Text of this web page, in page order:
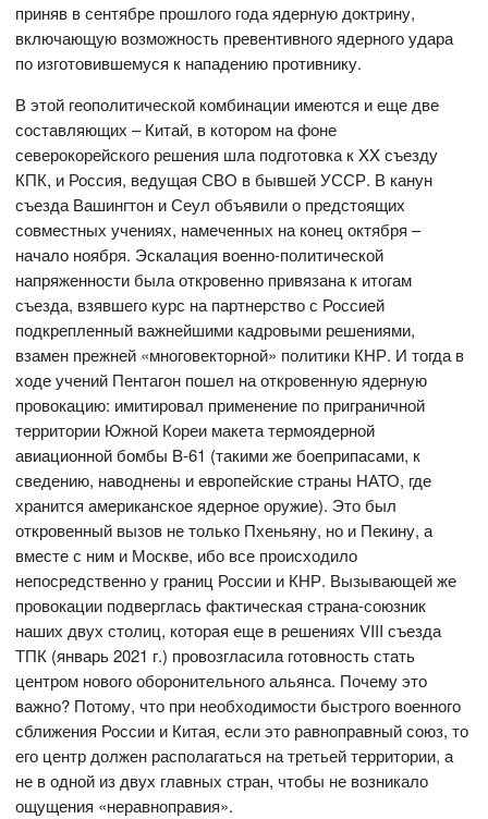
приняв в сентябре прошлого года ядерную доктрину,
включающую возможность превентивного ядерного удара
по изготовившемуся к нападению противнику.
В этой геополитической комбинации имеются и еще две
составляющих – Китай, в котором на фоне
северокорейского решения шла подготовка к XX съезду
КПК, и Россия, ведущая СВО в бывшей УССР. В канун
съезда Вашингтон и Сеул объявили о предстоящих
совместных учениях, намеченных на конец октября –
начало ноября. Эскалация военно-политической
напряженности была откровенно привязана к итогам
съезда, взявшего курс на партнерство с Россией
подкрепленный важнейшими кадровыми решениями,
взамен прежней «многовекторной» политики КНР. И тогда в
ходе учений Пентагон пошел на откровенную ядерную
провокацию: имитировал применение по приграничной
территории Южной Кореи макета термоядерной
авиационной бомбы B-61 (такими же боеприпасами, к
сведению, наводнены и европейские страны НАТО, где
хранится американское ядерное оружие). Это был
откровенный вызов не только Пхеньяну, но и Пекину, а
вместе с ним и Москве, ибо все происходило
непосредственно у границ России и КНР. Вызывающей же
провокации подверглась фактическая страна-союзник
наших двух столиц, которая еще в решениях VIII съезда
ТПК (январь 2021 г.) провозгласила готовность стать
центром нового оборонительного альянса. Почему это
важно? Потому, что при необходимости быстрого военного
сближения России и Китая, если это равноправный союз, то
его центр должен располагаться на третьей территории, а
не в одной из двух главных стран, чтобы не возникало
ощущения «неравноправия».